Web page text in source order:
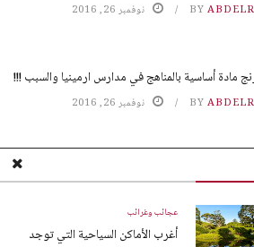
عجائب وغرائب
أغرب الأماكن السياحية التي توجد
BY نوفمبر 26, 2016
مادة أساسية بالمناهج في مدارس ارمينيا والسبب !!!
BY نوفمبر 26, 2016
بزراعة محاصيله بدون تربة !!!